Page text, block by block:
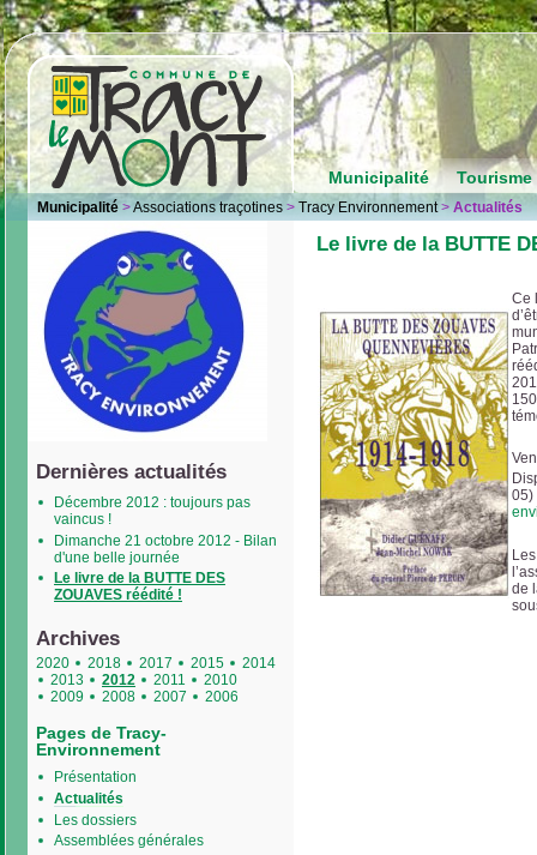
Municipalité
Municipalité >Associations traçotines > Tracy Environnement> Actualités
Dernières actualités
Décembre 2012 : toujours pas
vaincus !
Dimanche 21 octobre 2012 - Bilan
d'une belle journée
Le livre de la BUTTE DES
ZOUAVES réédité !
Archives
2020 2018 2017 2015
2014
2013
2012 2011
2010
2009
2008 2007 2006
Pages de Tracy-
Environnement
Présentation
Actualités
Les dossiers
Assemblées générales
Le livre de la BUTTE
Ce
05)
de